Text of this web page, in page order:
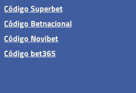
Código Superbet
Código Betnacional
Código Novibet
Código bet365